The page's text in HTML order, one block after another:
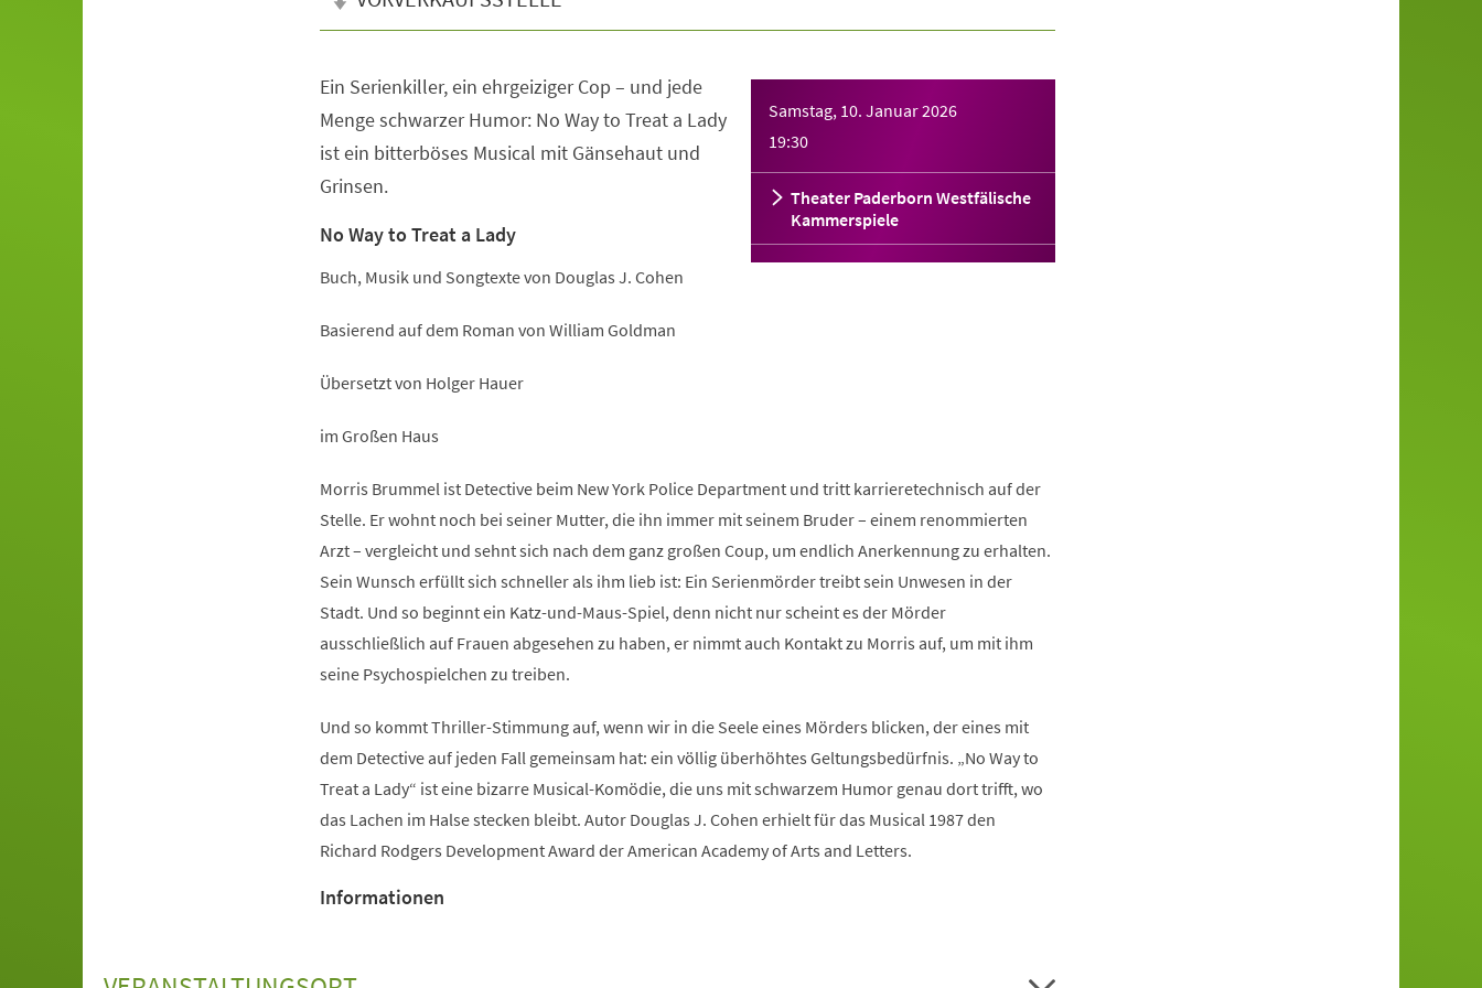
Samstag, 10. Januar 2026
19:30
Theater Paderborn Westfälische
Kammerspiele
Ein Serienkiller, ein ehrgeiziger Cop – und jede
Menge schwarzer Humor: No Way to Treat a Lady
ist ein bitterböses Musical mit Gänsehaut und
Grinsen.
No Way to Treat a Lady
Buch, Musik und Songtexte von Douglas J. Cohen
Basierend auf dem Roman von William Goldman
Übersetzt von Holger Hauer
im Großen Haus
Morris Brummel ist Detective beim New York Police Department und tritt karrieretechnisch auf der
Stelle. Er wohnt noch bei seiner Mutter, die ihn immer mit seinem Bruder – einem renommierten
Arzt – vergleicht und sehnt sich nach dem ganz großen Coup, um endlich Anerkennung zu erhalten.
Sein Wunsch erfüllt sich schneller als ihm lieb ist: Ein Serienmörder treibt sein Unwesen in der
Stadt. Und so beginnt ein Katz-und-Maus-Spiel, denn nicht nur scheint es der Mörder
ausschließlich auf Frauen abgesehen zu haben, er nimmt auch Kontakt zu Morris auf, um mit ihm
seine Psychospielchen zu treiben.
Und so kommt Thriller-Stimmung auf, wenn wir in die Seele eines Mörders blicken, der eines mit
dem Detective auf jeden Fall gemeinsam hat: ein völlig überhöhtes Geltungsbedürfnis. „No Way to
Treat a Lady“ ist eine bizarre Musical-Komödie, die uns mit schwarzem Humor genau dort trifft, wo
das Lachen im Halse stecken bleibt. Autor Douglas J. Cohen erhielt für das Musical 1987 den
Richard Rodgers Development Award der American Academy of Arts and Letters.
Informationen